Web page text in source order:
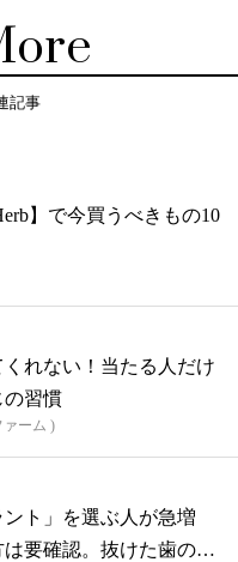
記事
】で今買うべきもの10
れない！当たる人だけ
の習慣
ァーム )
ト」を選ぶ人が急増
要確認。抜けた歯の放